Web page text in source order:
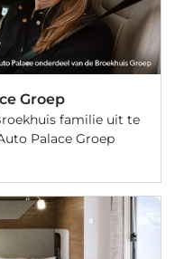
Groep
familie uit te
Palace Groep